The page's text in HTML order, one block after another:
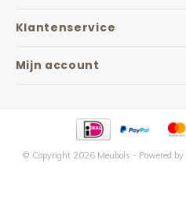
Klantenservice
Mijn account
© Copyright 2026 Meubols - Powered by